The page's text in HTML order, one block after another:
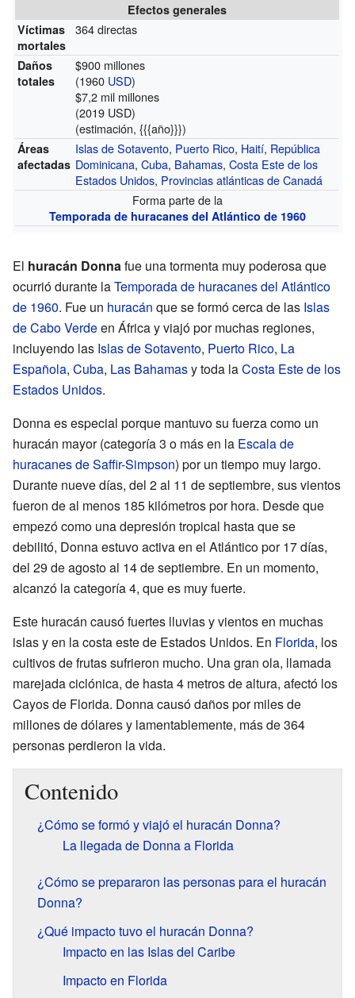
Efectos generales
Víctimas
mortales
364 directas
Daños
totales
$900 millones
(1960 USD)
$7,2 mil millones
(2019 USD)
(estimación, {{{año}}})
Áreas
afectadas
Islas de Sotavento, Puerto Rico, Haití, República
Dominicana,Cuba, Bahamas,Costa Este de los
Estados Unidos, Provincias atlánticas de Canadá
Forma parte de la
Temporada de huracanes del Atlántico de 1960
El huracán Donnafue una tormenta muy poderosa que
ocurrió durante laTemporada de huracanes del Atlántico
de 1960. Fue un huracán que se formó cerca de las Islas
de Cabo Verdeen África y viajó por muchas regiones,
incluyendo las Islas de Sotavento, Puerto Rico, La
Española, Cuba, Las Bahamasy toda laCosta Este de los
Estados Unidos.
Donna es especial porque mantuvo su fuerza como un
huracán mayor (categoría 3 o más en la Escala de
huracanes de Saffir-Simpson) por un tiempo muy largo.
Durante nueve días, del 2 al 11 de septiembre, sus vientos
fueron de al menos 185 kilómetros por hora. Desde que
empezó como una depresión tropical hasta que se
debilitó, Donna estuvo activa en el Atlántico por 17 días,
del 29 de agosto al 14 de septiembre. En un momento,
alcanzó la categoría 4, que es muy fuerte.
Este huracán causó fuertes lluvias y vientos en muchas
islas y en la costa este de Estados Unidos. En Florida, los
cultivos de frutas sufrieron mucho. Una gran ola, llamada
marejada ciclónica, de hasta 4 metros de altura, afectó los
Cayos de Florida. Donna causó daños por miles de
millones de dólares y lamentablemente, más de 364
personas perdieron la vida.
Contenido
¿Cómo se formó y viajó el huracán Donna?
La llegada de Donna a Florida
¿Cómo se prepararon las personas para el huracán
Donna?
¿Qué impacto tuvo el huracán Donna?
Impacto en las Islas del Caribe
Impacto en Florida